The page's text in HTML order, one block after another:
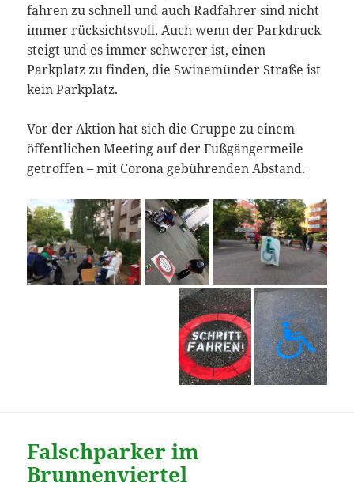
fahren zu schnell und auch Radfahrer sind nicht
immer rücksichtsvoll. Auch wenn der Parkdruck
steigt und es immer schwerer ist, einen
Parkplatz zu finden, die Swinemünder Straße ist
kein Parkplatz.
Vor der Aktion hat sich die Gruppe zu einem
öffentlichen Meeting auf der Fußgängermeile
getroffen – mit Corona gebührenden Abstand.
Falschparker im
Brunnenviertel